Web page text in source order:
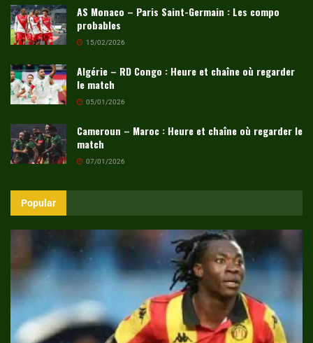
AS Monaco – Paris Saint-Germain : Les compo
probables
15/02/2026
Algérie – RD Congo : Heure et chaîne où regarder
le match
05/01/2026
Cameroun – Maroc : Heure et chaîne où regarder le
match
07/01/2026
Popular